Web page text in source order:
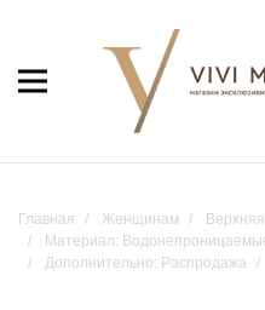
Главная Женщинам
Материал:
Дополнительно: Распродажа